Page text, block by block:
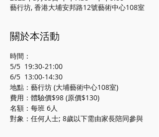
藝行坊, 香港大埔安邦路12號藝術中心108室
關於本活動
時間：
5/5  19:30-21:00
6/5  13:00-14:30
地點：藝行坊 (大埔藝術中心108室)
費用：體驗價$98 (原價$130)
名額：每班 6人
對象：任何人士; 8歲以下需由家長陪同參與